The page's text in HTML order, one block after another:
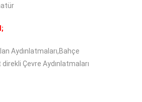
Aydınlatmaları,Bahçe
Çevre Aydınlatmaları